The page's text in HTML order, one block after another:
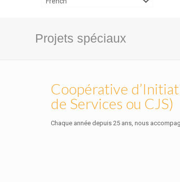
Projets spéciaux
Coopérative
de Services ou CJS)
Chaque année depuis 25 ans, nous